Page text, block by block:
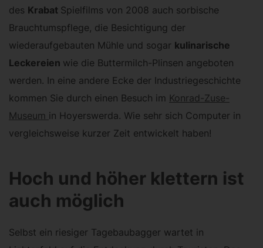
des Krabat Spielfilms von 2008 auch sorbische
Brauchtumspflege, die Besichtigung der
wiederaufgebauten Mühle und sogar kulinarische
Leckereien wie die Buttermilch-Plinsen angeboten
werden. In eine andere Ecke der Industriegeschichte
kommen Sie durch einen Besuch im Konrad-Zuse-
Museum in Hoyerswerda. Wie sehr sich Computer in
vergleichsweise kurzer Zeit entwickelt haben!
Hoch und höher klettern ist
auch möglich
Selbst ein riesiger Tagebaubagger wartet in